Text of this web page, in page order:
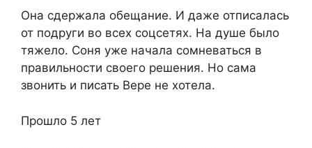
Она сдержала обещание. И даже отписалась
от подруги во всех соцсетях. На душе было
тяжело. Соня уже начала сомневаться в
правильности своего решения. Но сама
звонить и писать Вере не хотела.
Прошло 5 лет